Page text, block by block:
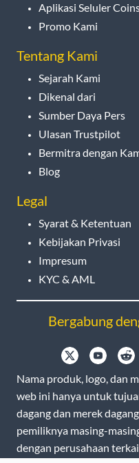
Aplikasi Seluler
Promo Kami
Tentang Kami
Sejarah Kami
Dikenal dari
Sumber Daya Pers
Ulasan Trustpilot
Bermitra dengan
Blog
Legal
Syarat & Ketentuan
Kebijakan Privasi
Impresum
KYC & AML
Bergabung
Nama produk, logo, dan
web ini hanya untuk
dagang dan merek
pemiliknya masing-
dengan perusahaan